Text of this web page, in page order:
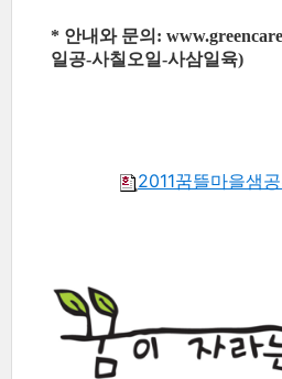
* 안내와 문의:
일공-사칠오일-사삼일육)
2011꿈뜰마을샘